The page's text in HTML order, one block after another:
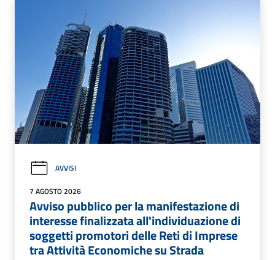
AVVISI
7 AGOSTO 2026
Avviso pubblico per la manifestazione di
interesse finalizzata all'individuazione di
soggetti promotori delle Reti di Imprese
tra Attività Economiche su Strada